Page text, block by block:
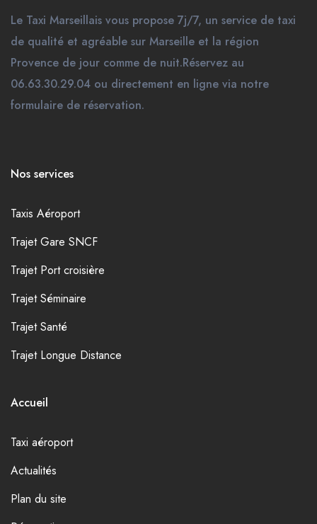
Le Taxi Marseillais vous propose 7j/7, un service de taxi
de qualité et agréable sur Marseille et la région
Provence de jour comme de nuit.Réservez au
06.63.30.29.04 ou directement en ligne via notre
formulaire de réservation.
Nos services
Taxis Aéroport
Trajet Gare SNCF
Trajet Port croisière
Trajet Séminaire
Trajet Santé
Trajet Longue Distance
Accueil
Taxi aéroport
Actualités
Plan du site